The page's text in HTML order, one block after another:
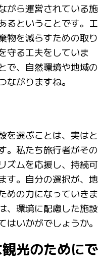
がら運営されている施
るということです。エ
物を減らすための取り
守る工夫をしていま
で、自然環境や地域の
がりますね。
を選ぶことは、実はと
。私たち旅行者がその
ズムを応援し、持続可
す。自分の選択が、地
めの力になっていきま
、環境に配慮した施設
いかがでしょうか。
光のためにで